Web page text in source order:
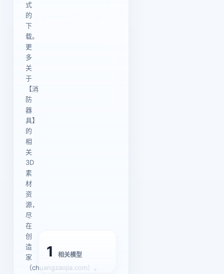
式
的
下
载。
更
多
关
于
【消
防
器
具】
的
相
关
3D
素
材
资
源，
尽
在
创
造
家
（chuangzaojia.com）。
1 相关模型